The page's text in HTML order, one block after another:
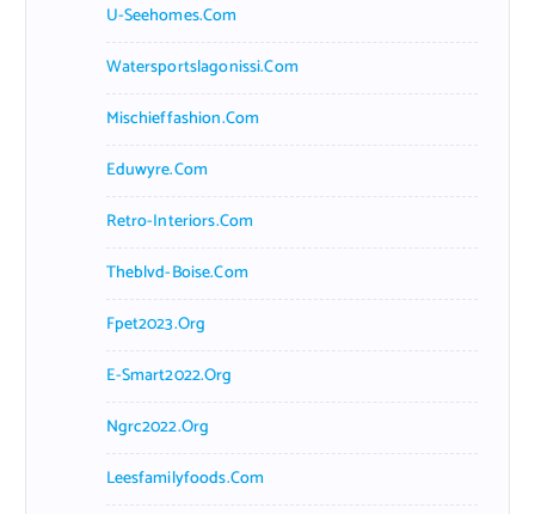
U-Seehomes.com
Watersportslagonissi.com
Mischieffashion.com
Eduwyre.com
Retro-Interiors.com
Theblvd-Boise.com
Fpet2023.org
E-Smart2022.org
Ngrc2022.org
Leesfamilyfoods.com